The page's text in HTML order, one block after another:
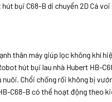
bụi C68-B di chuyển 2D Cá
thân máy giúp lọc không khí
hút bụi lau nhà Hubert HB-
Chổi chống rối không bị
C68-B có thể hoạt động theo